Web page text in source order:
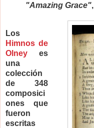
"Amazing Grace"
Los
Himnos de
Olney es
una
colección
de 348
composici
ones que
fueron
escritas